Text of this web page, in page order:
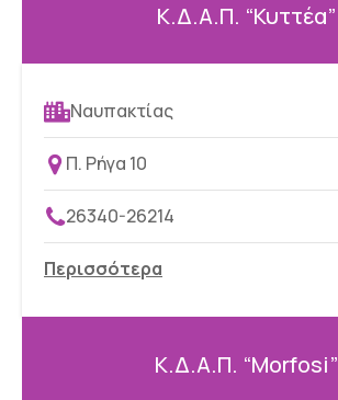
Κ.Δ.Α.Π. “Κυττέα”
Ναυπακτίας
Π. Ρήγα 10
26340-26214
Περισσότερα
Κ.Δ.Α.Π. “Morfosi”